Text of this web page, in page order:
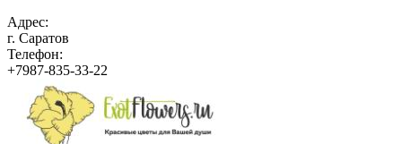
Адрес:
г. Саратов
Телефон:
+7987-835-33-22